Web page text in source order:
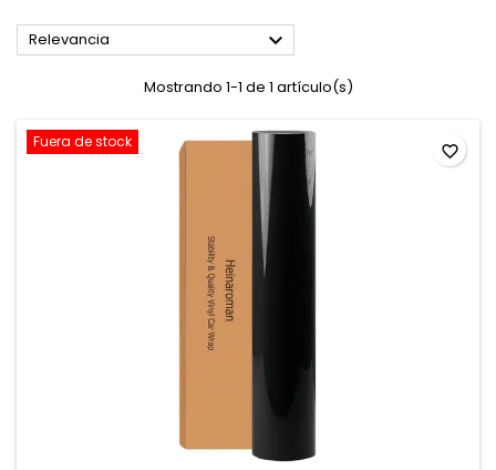
Relevancia 
Mostrando 1-1 de 1 artículo(s)
Fuera de stock favorite_border